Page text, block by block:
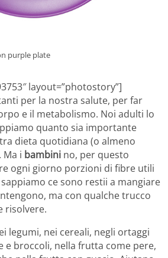
purple plate
layout=”photostory”]
per la nostra salute, per far
e il metabolismo. Noi adulti lo
quanto sia importante
dieta quotidiana (o almeno
i bambini no, per questo
ogni giorno porzioni di fibre utili
ce sono restii a mangiare
ma con qualche trucco
risolvere.
legumi, nei cereali, negli ortaggi
e broccoli, nella frutta come pere,